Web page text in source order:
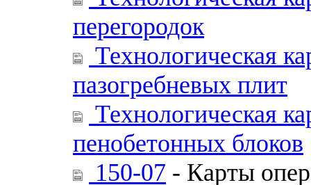
перегородок
Технологическая
пазогребневых плит
Технологическая
пенобетонных блоков
150-07 - Карты